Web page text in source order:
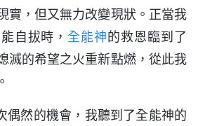
實，但又無力改變現狀。正當我
自拔時，全能神的救恩臨到了
滅的希望之火重新點燃，從此我
偶然的機會，我聽到了全能神的